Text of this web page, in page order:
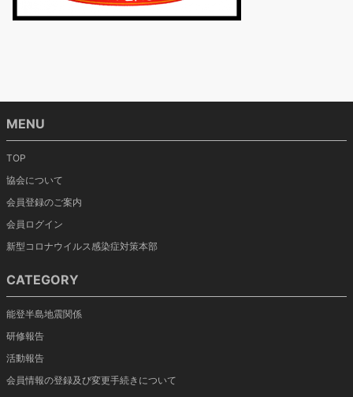
MENU
TOP
協会について
会員登録のご案内
会員ログイン
新型コロナウイルス感染症対策本部
CATEGORY
能登半島地震関係
研修報告
活動報告
会員情報の登録及び変更手続きについて